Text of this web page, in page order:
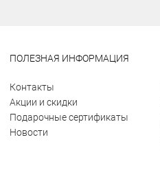
ПОЛЕЗНАЯ ИНФОРМАЦИЯ
Контакты
Акции и скидки
Подарочные сертификаты
Новости